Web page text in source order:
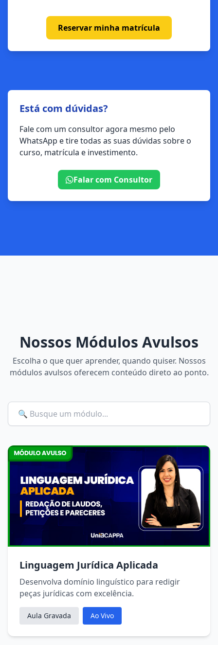
Reservar minha matrícula
Está com dúvidas?
Fale com um consultor agora mesmo pelo
WhatsApp e tire todas as suas dúvidas sobre o
curso, matrícula e investimento.
Falar com Consultor
Nossos Módulos Avulsos
Escolha o que quer aprender, quando quiser. Nossos
módulos avulsos oferecem conteúdo direto ao ponto.
Linguagem Jurídica Aplicada
Desenvolva domínio linguístico para redigir
peças jurídicas com excelência.
Aula Gravada Ao Vivo